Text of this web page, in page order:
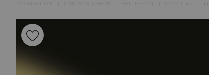
FÖRSTASIDAN DISPLAY & DEKOR